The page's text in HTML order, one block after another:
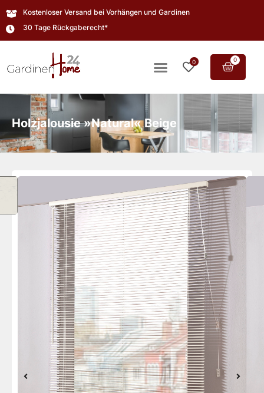
Kostenloser Versand bei Vorhängen und Gardinen
30 Tage Rückgaberecht*
0 0
Holzjalousie »Natural« Beige